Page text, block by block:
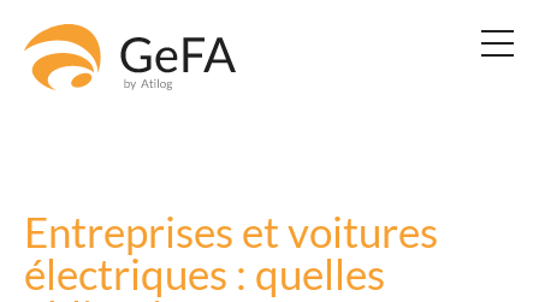
Entreprises et voitures
électriques : quelles